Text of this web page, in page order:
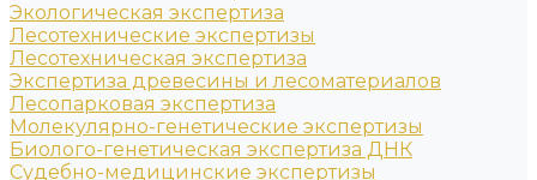
Экологическая экспертиза
Лесотехнические экспертизы
Лесотехническая экспертиза
Экспертиза древесины и лесоматериалов
Лесопарковая экспертиза
Молекулярно-генетические экспертизы
Биолого-генетическая экспертиза ДНК
Судебно-медицинские экспертизы